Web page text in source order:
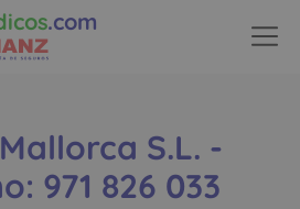
.com
S.L. -
971 826 033